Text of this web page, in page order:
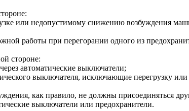
или недопустимому снижению возбуждения
работы при перегорании одного из
стороне:
автоматические выключатели;
выключателя, исключающие перегрузку
как правило, не должны присоединяться
выключатели или предохранители.